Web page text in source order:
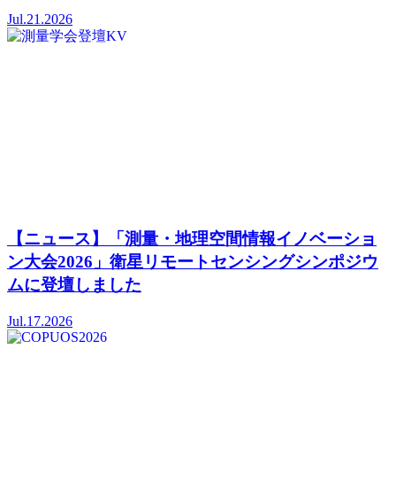
Jul.21.2026
【ニュース】「測量・地理空間情報イノベーショ
ン大会2026」衛星リモートセンシングシンポジウ
ムに登壇しました
Jul.17.2026